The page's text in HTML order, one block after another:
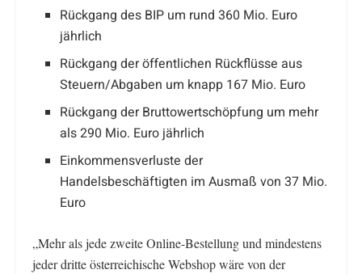
Rückgang des BIP um rund 360 Mio. Euro
jährlich
Rückgang der öffentlichen Rückflüsse aus
Steuern/Abgaben um knapp 167 Mio. Euro
Rückgang der Bruttowertschöpfung um mehr
als 290 Mio. Euro jährlich
Einkommensverluste der
Handelsbeschäftigten im Ausmaß von 37 Mio.
Euro
„Mehr als jede zweite Online-Bestellung und mindestens
jeder dritte österreichische Webshop wäre von der